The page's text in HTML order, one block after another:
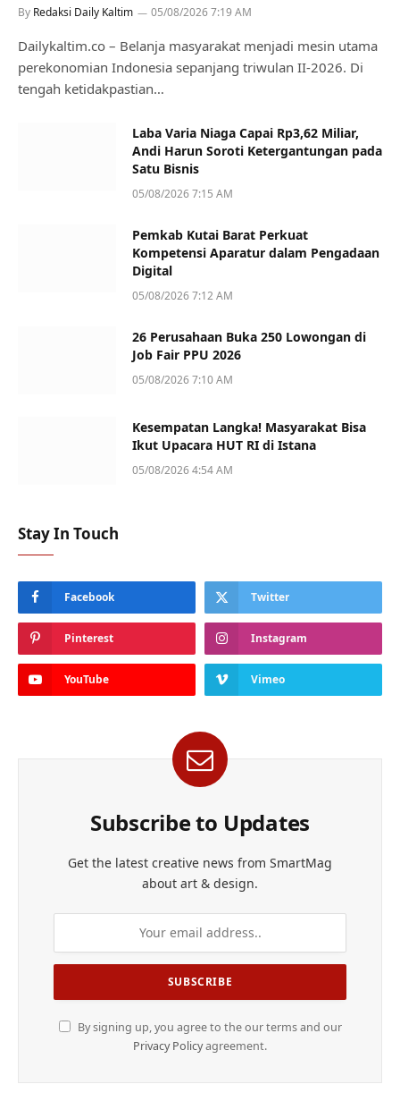
By Redaksi Daily Kaltim 05/08/2026 7:19 AM
Dailykaltim.co – Belanja masyarakat menjadi mesin utama
perekonomian Indonesia sepanjang triwulan II-2026. Di
tengah ketidakpastian…
Laba Varia Niaga Capai Rp3,62 Miliar,
Andi Harun Soroti Ketergantungan pada
Satu Bisnis
05/08/2026 7:15 AM
Pemkab Kutai Barat Perkuat
Kompetensi Aparatur dalam Pengadaan
Digital
05/08/2026 7:12 AM
26 Perusahaan Buka 250 Lowongan di
Job Fair PPU 2026
05/08/2026 7:10 AM
Kesempatan Langka! Masyarakat Bisa
Ikut Upacara HUT RI di Istana
05/08/2026 4:54 AM
Stay In Touch
Facebook Twitter
Pinterest Instagram
YouTube Vimeo
Subscribe to Updates
Get the latest creative news from SmartMag
about art & design.
By signing up, you agree to the our terms and our
Privacy Policyagreement.